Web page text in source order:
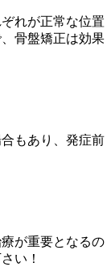
れが正常な位置
骨盤矯正は効果
もあり、発症前
が重要となるの
い！